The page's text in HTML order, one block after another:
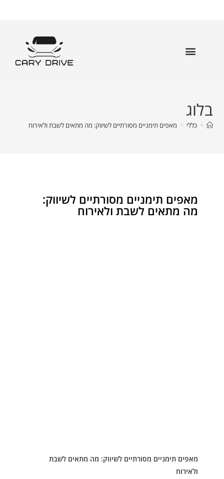
בלוג
> כללי > מאפים תימניים מסורתיים לשיווק: מה מתאים לשבת ולאירוח
מאפים תימניים מסורתיים לשיווק:
מה מתאים לשבת ולאירוח
מאפים תימניים מסורתיים לשיווק: מה מתאים לשבת
ולאירוח